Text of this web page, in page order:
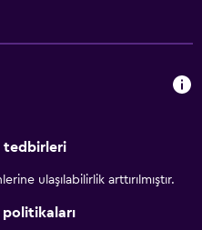
makinesi, fırın ve set
dahildir. Kahvaltı
İngilizce ve Tamilce
tedbirleri
ulaşılabilirlik arttırılmıştır.
politikaları